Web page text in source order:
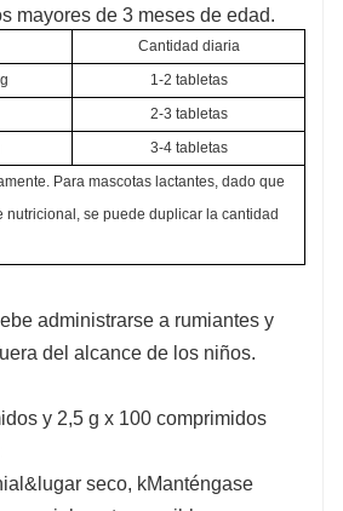
mayores de 3 meses de edad.
Cantidad diaria
1-2 tabletas
2-3 tabletas
3-4 tabletas
Para mascotas lactantes, dado que
nutricional, se puede duplicar la cantidad
administrarse a rumiantes y
del alcance de los niños.
y 2,5 g x 100 comprimidos
& lugar seco, kManténgase